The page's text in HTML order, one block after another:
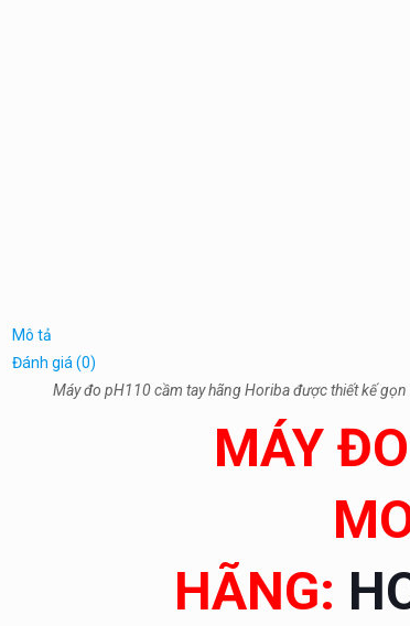
Mô tả
Đánh giá (0)
Máy đo pH110 cầm tay hãng Horiba được thiết kế
MÁY
HÃNG: